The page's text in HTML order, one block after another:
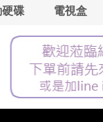
碟 電視盒